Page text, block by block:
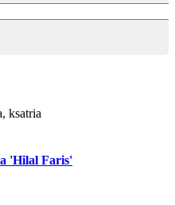
ksatria
'Hilal Faris'